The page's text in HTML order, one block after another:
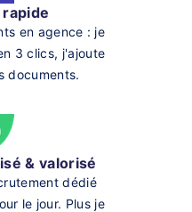
rapide
en agence : je
3 clics, j'ajoute
documents.
& valorisé
dédié
le jour. Plus je